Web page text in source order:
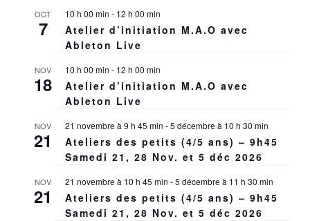
OCT
7
10 h 00 min - 12 h 00 min
Atelier d’initiation M.A.O avec
Ableton Live
NOV
18
10 h 00 min - 12 h 00 min
Atelier d’initiation M.A.O avec
Ableton Live
NOV
21
21 novembre à 9 h 45 min -5 décembre à 10 h 30 min
Ateliers des petits (4/5 ans) – 9h45
Samedi 21, 28 Nov. et 5 déc 2026
NOV
21
21 novembre à 10 h 45 min -5 décembre à 11 h 30 min
Ateliers des petits (4/5 ans) – 9h45
Samedi 21, 28 Nov. et 5 déc 2026